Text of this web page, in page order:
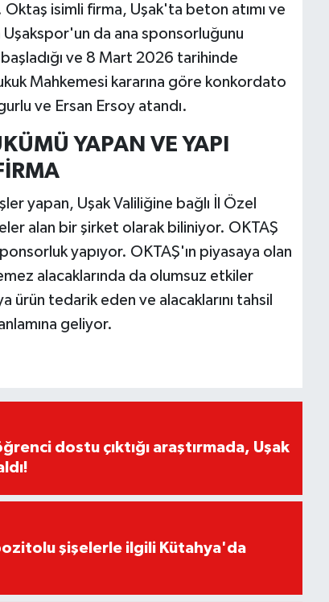
Oktaş isimli firma, Uşak'ta beton atımı ve
Uşakspor'un da ana sponsorluğunu
ve 8 Mart 2026 tarihinde
Mahkemesi kararına göre konkordato
ve Ersan Ersoy atandı.
YAPAN VE YAPI
yapan, Uşak Valiliğine bağlı İl Özel
alan bir şirket olarak biliniyor. OKTAŞ
yapıyor. OKTAŞ'ın piyasaya olan
alacaklarında da olumsuz etkiler
ürün tedarik eden ve alacaklarını tahsil
geliyor.
dostu çıktığı araştırmada, Uşak
şişelerle ilgili Kütahya'da